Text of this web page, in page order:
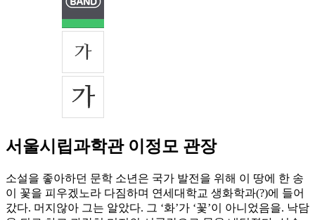
서울시립과학관 이정모 관장
소설을 좋아하던 문학 소년은 국가 발전을 위해 이 땅에 한 송
이 꽃을 피우겠노라 다짐하며 연세대학교 생화학과(?)에 들어
갔다. 머지않아 그는 알았다. 그 ‘화’가 ‘꽃’이 아니었음을. 낙담